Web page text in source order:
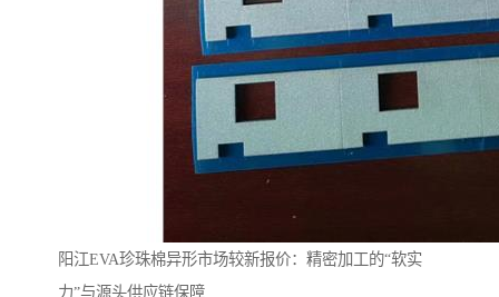
阳江EVA珍珠棉异形市场较新报价：精密加工的“软实
力”与源头供应链保障